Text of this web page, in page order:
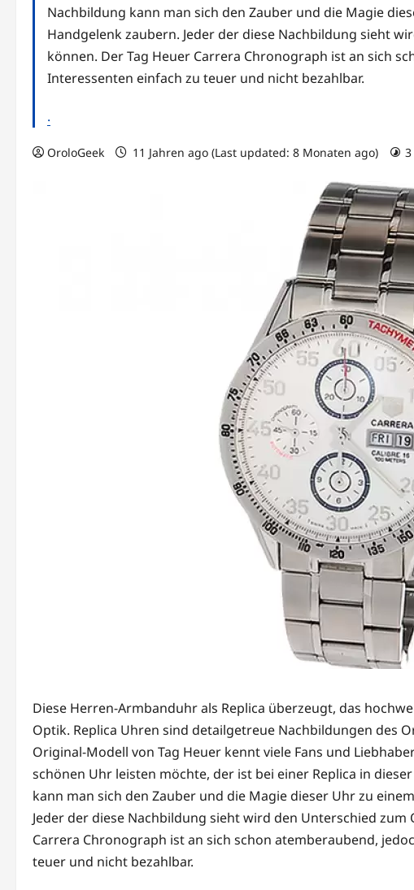
Nachbildung kann man sich den Zauber und die Magie
Handgelenk zaubern. Jeder der diese Nachbildung sieht
können. Der Tag Heuer Carrera Chronograph ist an sich
Interessenten einfach zu teuer und nicht bezahlbar.
.
OroloGeek 11 Jahren ago (Last updated: 8 Monaten ago)
Diese Herren-Armbanduhr als Replica überzeugt, das
Optik. Replica Uhren sind detailgetreue Nachbildungen des
Original-Modell von Tag Heuer kennt viele Fans und
schönen Uhr leisten möchte, der ist bei einer Replica in
kann man sich den Zauber und die Magie dieser Uhr zu
Jeder der diese Nachbildung sieht wird den Unterschied
Carrera Chronograph ist an sich schon atemberaubend,
teuer und nicht bezahlbar.